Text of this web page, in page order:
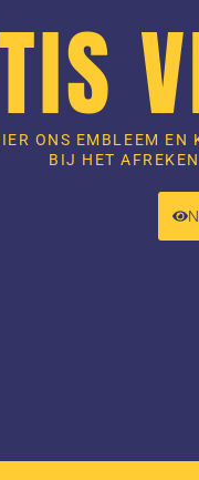
ONS EMBLEEM EN
BIJ HET